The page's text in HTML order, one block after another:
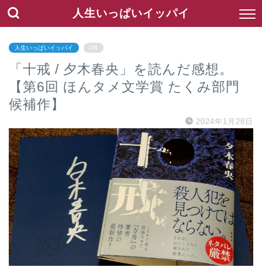
人生いっぱいイッパイ
人生いっぱいイッパイ PR
「十戒 / 夕木春央」を読んだ感想。
【第6回 ほんタメ文学賞 たくみ部門
候補作】
2024年1月28日